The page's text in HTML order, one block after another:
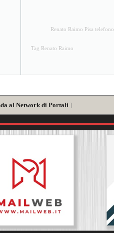
Renato Raimo Pisa telefono
Tag Renato Raimo
al Network di Portali ]